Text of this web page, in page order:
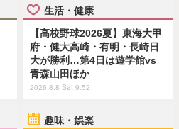
生活・健康
【高校野球2026夏】東海大甲
府・健大高崎・有明・長崎日
大が勝利…第4日は遊学館vs
青森山田ほか
2026.8.8 Sat 9:52
趣味・娯楽